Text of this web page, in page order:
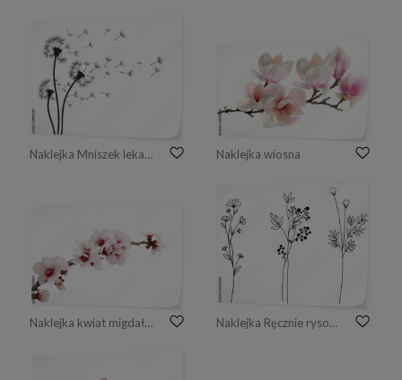
Naklejka Mniszek lekarski. Naklejka wiosna
Naklejka kwiat migdałów na białym tle Naklejka Ręcznie rysowane wektor vintage kwiaty elementy na białym tle.